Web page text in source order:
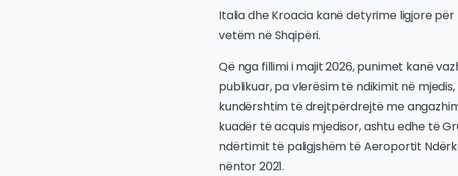
Italia dhe Kroacia kanë detyrime ligjore
vetëm në Shqipëri.
Që nga fillimi i majit 2026, punimet kanë
publikuar, pa vlerësim të ndikimit në
kundërshtim të drejtpërdrejtë me
kuadër të acquis mjedisor, ashtu edhe të
ndërtimit të paligjshëm të Aeroportit
nëntor 2021.